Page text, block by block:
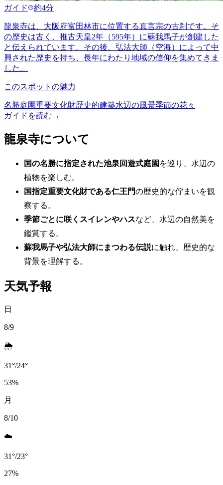
ガイド 約4分
龍泉寺は、大阪府富田林市に位置する真言宗の古刹です。そ
の歴史は古く、推古天皇2年（595年）に蘇我馬子が創建した
と伝えられています。その後、弘法大師（空海）によって中
興された歴史を持ち、長年にわたり地域の信仰を集めてきま
した。
このスポットの魅力
名勝庭園重要文化財歴史的建築水辺の風景季節の花々
ガイドを読む →
龍泉寺について
国の名勝に指定された池泉回遊式庭園 を巡り、水辺の
植物を楽しむ。
国指定重要文化財である仁王門の歴史的な佇まいを観
察する。
季節ごとに咲くスイレンやハスなど、水辺の自然美を
鑑賞する。
蘇我馬子や弘法大師にまつわる伝説に触れ、歴史的な
背景を理解する。
天気予報
日
8/9
🌦️
31°/24°
53%
月
8/10
☁️
31°/23°
27%